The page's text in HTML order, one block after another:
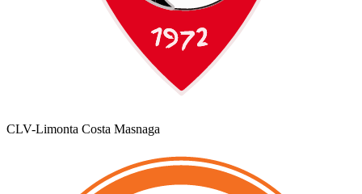
CLV-Limonta Costa Masnaga